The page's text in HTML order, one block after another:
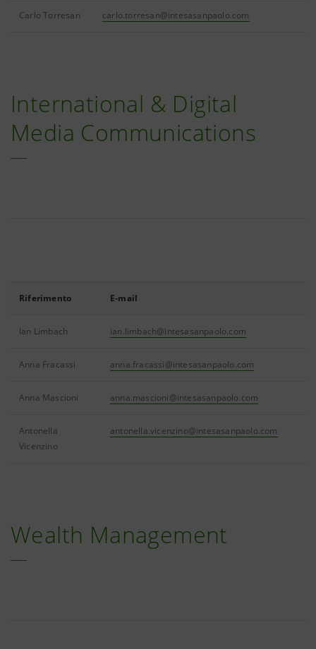
Carlo Torresan carlo.torresan@intesasanpaolo.com
International & Digital
Media Communications
Riferimento E-mail
Ian Limbach ian.limbach@intesasanpaolo.com
Anna Fracassi anna.fracassi@intesasanpaolo.com
Anna Mascioni anna.mascioni@intesasanpaolo.com
Antonella
Vicenzino
antonella.vicenzino@intesasanpaolo.com
Wealth Management